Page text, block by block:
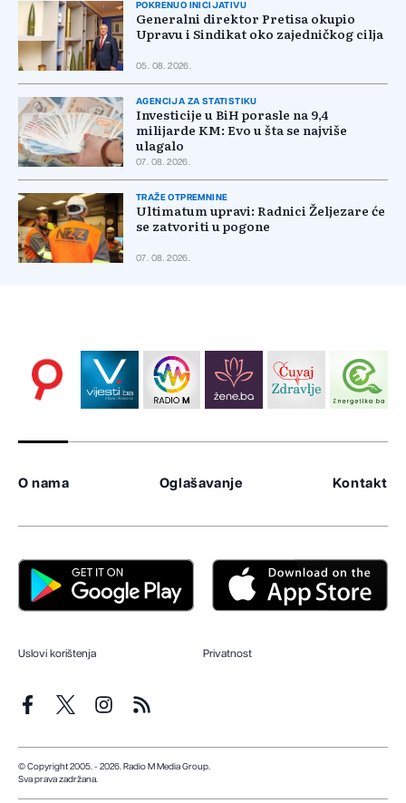
POKRENUO INICIJATIVU
Generalni direktor Pretisa okupio
Upravu i Sindikat oko zajedničkog cilja
05. 08. 2026.
AGENCIJA ZA STATISTIKU
Investicije u BiH porasle na 9,4
milijarde KM: Evo u šta se najviše
ulagalo
07. 08. 2026.
TRAŽE OTPREMNINE
Ultimatum upravi: Radnici Željezare će
se zatvoriti u pogone
07. 08. 2026.
O nama Oglašavanje Kontakt
Uslovi korištenja Privatnost
© Copyright 2005. - 2026. Radio M Media Group.
Sva prava zadržana.